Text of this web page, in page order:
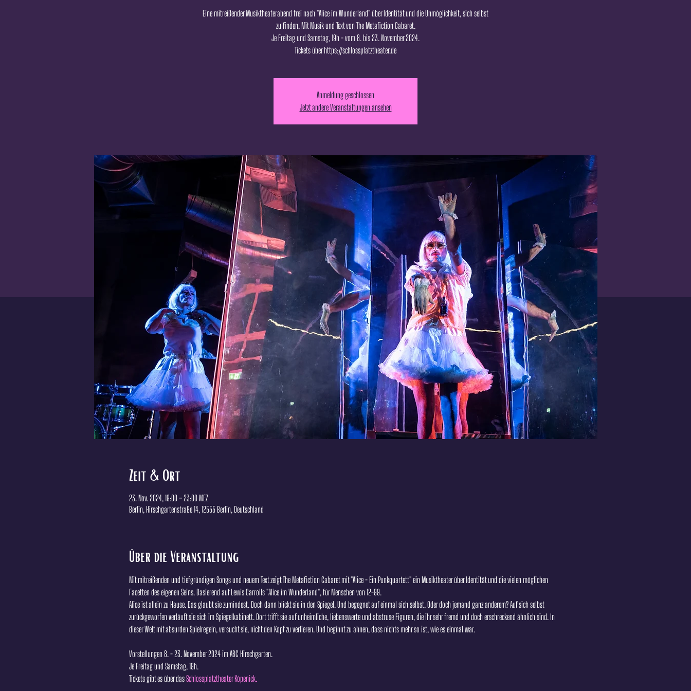
Eine mitreißender Musiktheaterabend frei nach "Alice im Wunderland" über Identität und die Unmöglichkeit, sich selbst
zu finden. Mit Musik und Text von The Metafiction Cabaret.
Je Freitag und Samstag, 19h - vom 8. bis 23. November 2024.
Tickets über https://schlossplatztheater.de
Anmeldung geschlossen
Jetzt andere Veranstaltungen ansehen
Zeit & Ort
23. Nov. 2024, 19:00 – 23:00 MEZ
Berlin, Hirschgartenstraße 14, 12555 Berlin, Deutschland
Über die Veranstaltung
Mit mitreißenden und tiefgründigen Songs und neuem Text zeigt The Metafiction Cabaret mit "Alice - Ein Punkquartett" ein Musiktheater über Identität und die vielen möglichen
Facetten des eigenen Seins. Basierend auf Lewis Carrolls "Alice im Wunderland", für Menschen von 12-99.
Alice ist allein zu Hause. Das glaubt sie zumindest. Doch dann blickt sie in den Spiegel. Und begegnet auf einmal sich selbst. Oder doch jemand ganz anderem? Auf sich selbst
zurückgeworfen verläuft sie sich im Spiegelkabinett. Dort trifft sie auf unheimliche, liebenswerte und abstruse Figuren, die ihr sehr fremd und doch erschreckend ähnlich sind. In
dieser Welt mit absurden Spielregeln, versucht sie, nicht den Kopf zu verlieren. Und beginnt zu ahnen, dass nichts mehr so ist, wie es einmal war.
Vorstellungen 8. - 23. November 2024 im ABC Hirschgarten.
Je Freitag und Samstag, 19h.
Tickets gibt es über das Schlossplatztheater Köpenick.